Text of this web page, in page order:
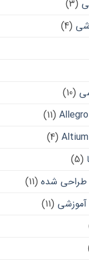
(3)
(4)
(10)
(11)
(4)
(5)
طراحی شده (11)
(11)